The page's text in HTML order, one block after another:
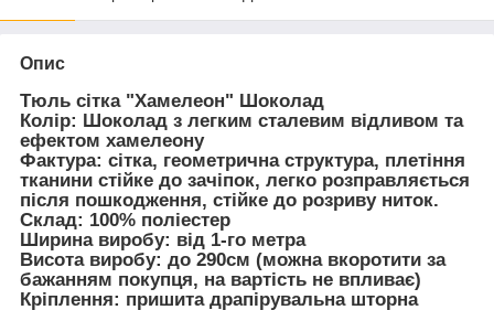
Опис
Тюль сітка "Хамелеон" Шоколад
Колір: Шоколад з легким сталевим відливом та
ефектом хамелеону
Фактура: сітка, геометрична структура, плетіння
тканини стійке до зачіпок, легко розправляється
після пошкодження, стійке до розриву ниток.
Склад: 100% поліестер
Ширина виробу: від 1-го метра
Висота виробу: до 290см (можна вкоротити за
бажанням покупця, на вартість не впливає)
Кріплення: пришита драпірувальна шторна